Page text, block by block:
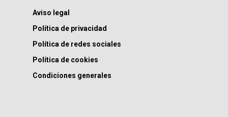
Aviso legal
Política de privacidad
Política de redes sociales
Política de cookies
Condiciones generales